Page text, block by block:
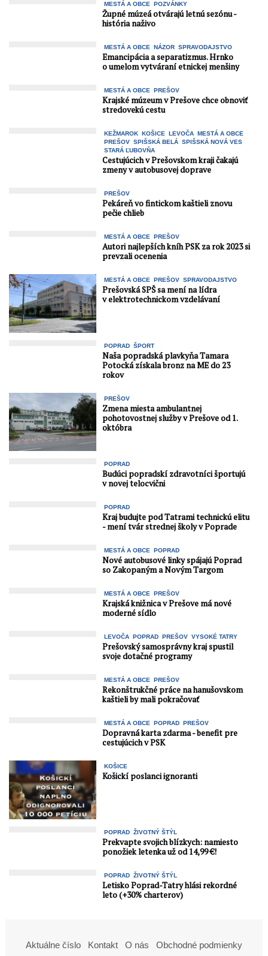
MESTÁ A OBCE POZVÁNKY
Župné múzeá otvárajú letnú sezónu -
história naživo
MESTÁ A OBCE NÁZOR SPRAVODAJSTVO
Emancipácia a separatizmus. Hrnko
o umelom vytváraní etnickej menšiny
MESTÁ A OBCE PREŠOV
Krajské múzeum v Prešove chce obnoviť
stredovekú cestu
KEŽMAROK KOŠICE LEVOČA MESTÁ A OBCE
PREŠOV SPIŠSKÁ BELÁ SPIŠSKÁ NOVÁ VES
STARÁ ĽUBOVŇA
Cestujúcich v Prešovskom kraji čakajú
zmeny v autobusovej doprave
PREŠOV
Pekáreň vo fintickom kaštieli znovu
pečie chlieb
MESTÁ A OBCE PREŠOV
Autori najlepších kníh PSK za rok 2023 si
prevzali ocenenia
MESTÁ A OBCE PREŠOV SPRAVODAJSTVO
Prešovská SPŠ sa mení na lídra
v elektrotechnickom vzdelávaní
POPRAD ŠPORT
Naša popradská plavkyňa Tamara
Potocká získala bronz na ME do 23
rokov
PREŠOV
Zmena miesta ambulantnej
pohotovostnej služby v Prešove od 1.
októbra
POPRAD
Budúci popradskí zdravotníci športujú
v novej telocvični
POPRAD
Kraj budujte pod Tatrami technickú elitu
- mení tvár strednej školy v Poprade
MESTÁ A OBCE POPRAD
Nové autobusové linky spájajú Poprad
so Zakopaným a Novým Targom
MESTÁ A OBCE PREŠOV
Krajská knižnica v Prešove má nové
moderné sídlo
LEVOČA POPRAD PREŠOV VYSOKÉ TATRY
Prešovský samosprávny kraj spustil
svoje dotačné programy
MESTÁ A OBCE PREŠOV
Rekonštrukčné práce na hanušovskom
kaštieli by mali pokračovať
MESTÁ A OBCE POPRAD PREŠOV
Dopravná karta zdarma - benefit pre
cestujúcich v PSK
KOŠICE
Košickí poslanci ignoranti
POPRAD ŽIVOTNÝ ŠTÝL
Prekvapte svojich blízkych: namiesto
ponožiek letenka už od 14,99 €!
POPRAD ŽIVOTNÝ ŠTÝL
Letisko Poprad-Tatry hlási rekordné
leto (+30% charterov)
Aktuálne číslo Kontakt O nás
Obchodné podmienky